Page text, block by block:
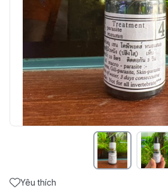
Yêu thích